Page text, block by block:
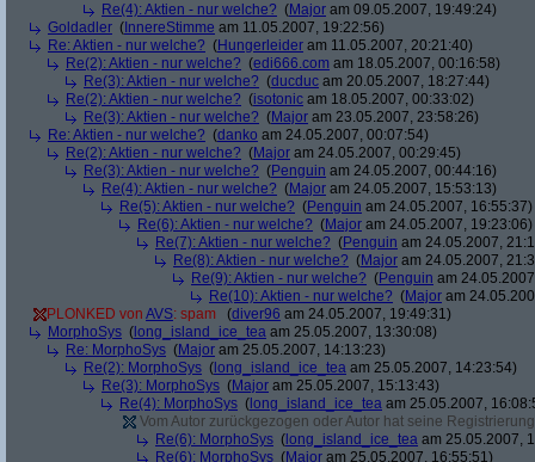
Re(4): Aktien - nur welche? (Major am 09.05.2007, 19:49:24)
Goldadler ( InnereStimme am 11.05.2007, 19:22:56)
Re: Aktien - nur welche? (Hungerleider am 11.05.2007, 20:21:40)
Re(2): Aktien - nur welche? (edi666.com am 18.05.2007, 00:16:58)
Re(3): Aktien - nur welche? (ducduc am 20.05.2007, 18:27:44)
Re(2): Aktien - nur welche? (isotonic am 18.05.2007, 00:33:02)
Re(3): Aktien - nur welche? (Major am 23.05.2007, 23:58:26)
Re: Aktien - nur welche? (danko am 24.05.2007, 00:07:54)
Re(2): Aktien - nur welche? (Major am 24.05.2007, 00:29:45)
Re(3): Aktien - nur welche? (Penguin am 24.05.2007, 00:44:16)
Re(4): Aktien - nur welche? (Major am 24.05.2007, 15:53:13)
Re(5): Aktien - nur welche? (Penguin am 24.05.2007, 16:55:37)
Re(6): Aktien - nur welche? (Major am 24.05.2007, 19:23:06)
Re(7): Aktien - nur welche? (Penguin am 24.05.2007,
Re(8): Aktien - nur welche? (Major am 24.05.2007,
Re(9): Aktien - nur welche? (Penguin am
Re(10): Aktien - nur welche? (Major am
PLONKED von AVS: spam (diver96 am 24.05.2007, 19:49:31)
MorphoSys ( long_island_ice_tea am 25.05.2007, 13:30:08)
Re: MorphoSys (Major am 25.05.2007, 14:13:23)
Re(2): MorphoSys ( long_island_ice_tea am 25.05.2007, 14:23:54)
Re(3): MorphoSys (Major am 25.05.2007, 15:13:43)
Re(4): MorphoSys ( long_island_ice_tea am 25.05.2007,
Vom Autor zurückgezogen oder Autor hat seine
Re(6): MorphoSys ( long_island_ice_tea am 25.05.2007,
Re(6): MorphoSys (Major am 25.05.2007, 16:55:51)